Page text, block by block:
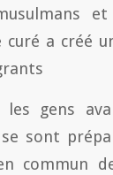
curé a créé
les gens
se sont
commun